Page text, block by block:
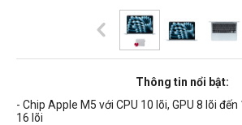
Thông tin nổi bật:
- Chip Apple M5 với CPU 10 lõi, GPU 8 lõi
16 lõi